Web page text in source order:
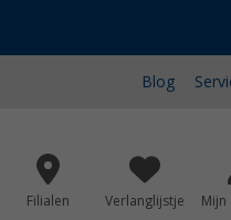
Blog
Filialen Verlanglijstje Mijn